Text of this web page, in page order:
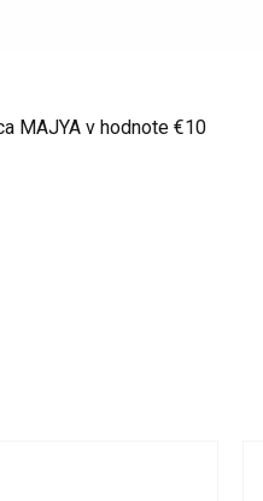
MAJYA v hodnote €10